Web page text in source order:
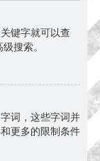
键字就可以查
搜索。
词，这些字词并
更多的限制条件